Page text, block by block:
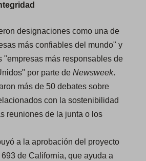
designaciones como una de
más confiables del mundo" y
"empresas más responsables de
por parte de Newsweek.
más de 50 debates sobre
con la sostenibilidad
reuniones de la junta o los
a la aprobación del proyecto
de California, que ayuda a